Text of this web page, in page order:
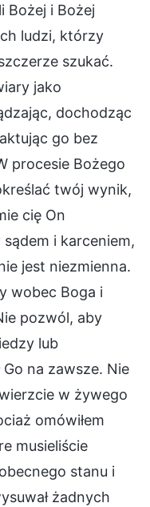
Bożej i Bożej
ludzi, którzy
szukać.
jako
dochodząc
go bez
procesie Bożego
twój wynik,
cię On
i karceniem,
jest niezmienna.
wobec Boga i
pozwól, aby
lub
na zawsze. Nie
w żywego
omówiłem
musieliście
stanu i
żadnych